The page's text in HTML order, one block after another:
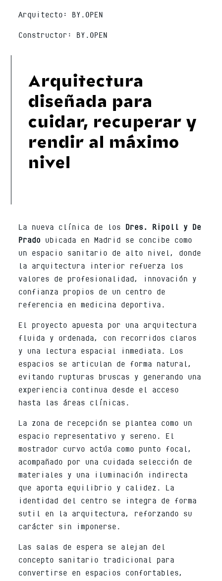
Arquitecto: BY.OPEN
Constructor: BY.OPEN
Arquitectura
diseñada para
cuidar, recuperar y
rendir al máximo
nivel
La nueva clínica de los Dres. Ripoll y De
Prado ubicada en Madrid se concibe como
un espacio sanitario de alto nivel, donde
la arquitectura interior refuerza los
valores de profesionalidad, innovación y
confianza propios de un centro de
referencia en medicina deportiva.
El proyecto apuesta por una arquitectura
fluida y ordenada, con recorridos claros
y una lectura espacial inmediata. Los
espacios se articulan de forma natural,
evitando rupturas bruscas y generando una
experiencia continua desde el acceso
hasta las áreas clínicas.
La zona de recepción se plantea como un
espacio representativo y sereno. El
mostrador curvo actúa como punto focal,
acompañado por una cuidada selección de
materiales y una iluminación indirecta
que aporta equilibrio y calidez. La
identidad del centro se integra de forma
sutil en la arquitectura, reforzando su
carácter sin imponerse.
Las salas de espera se alejan del
concepto sanitario tradicional para
convertirse en espacios confortables,